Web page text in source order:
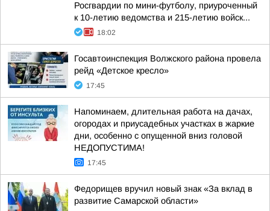
Росгвардии по мини-футболу, приуроченный
к 10-летию ведомства и 215-летию войск...
18:02
Госавтоинспекция Волжского района провела
рейд «Детское кресло»
17:45
Напоминаем, длительная работа на дачах,
огородах и приусадебных участках в жаркие
дни, особенно с опущенной вниз головой
НЕДОПУСТИМА!
17:45
Федорищев вручил новый знак «За вклад в
развитие Самарской области»